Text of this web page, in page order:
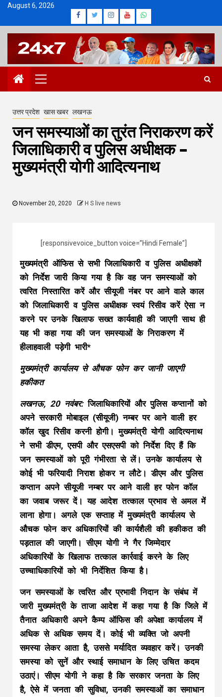
Skip
content
August 6, 2026
Facebook
Twitter
Instagram
Youtube
Whatsapp
Primary
Menu
उत्तर प्रदेश खास खबर लखनऊ
जन समस्याओं का तुरंत निराकरण करें
जिलाधिकारी व पुलिस अधीक्षक –
मुख्यमंत्री योगी आदित्यनाथ
November 20, 2020 H S live news
[responsivevoice_button voice=”Hindi Female”]
मुख्यमंत्री ऑफिस से सभी जिलाधिकारी व पुलिस अधीक्षकों
को निर्देश जारी किया गया है कि वह जन समस्याओं को
त्वरित निस्तारित करें और सीयूजी नंबर पर आने वाले काल
को जिलाधिकारी व पुलिस अधीक्षक स्वयं रिसीव करें ऐसा न
करने पर उनके खिलाफ सख्त कार्यवाही की जाएगी साथ ही
यह भी कहा गया की जन समस्याओं के निराकरण में
हीलाहवाली पड़ेगी भारी*
मुख्यमंत्री कार्यालय से औचक फोन कर जानी जाएगी
हकीकत
लखनऊ, 20 नवंबर:जिलाधिकारियों और पुलिस कप्तानों को
अपने सरकारी मोबाइल (सीयूजी) नम्बर पर आने वाली हर
कॉल खुद रिसीव करनी होगी। मुख्यमंत्री योगी आदित्यनाथ
ने सभी डीएम, एसपी और एसएसपी को निर्देश दिए हैं कि
जन समस्याओं को पूरी गंभीरता से लें। उनके कार्यालय से
कोई भी फरियादी निराश होकर न लौटे। डीएम और पुलिस
कप्तान अपने सीयूजी नम्बर पर आने वाली हर फोन कॉल
का जवाब जरूर दें। यह आदेश तत्काल प्रभाव से अमल में
लाना होगा। अगले एक सप्ताह में मुख्यमंत्री कार्यालय से
औचक फोन कर अधिकारियों की कार्यशैली की हकीकत की
पड़ताल की जाएगी। सीएम योगी ने गैर जिम्मेदार
अधिकारियों के खिलाफ तत्काल कार्रवाई करने के लिए
उच्चाधिकारियों को भी निर्देशित किया है।
जन समस्याओं के त्वरित और प्रभावी निदान के संबंध में
जारी मुख्यमंत्री के ताजा आदेश में कहा गया है कि जिले में
तैनात अधिकारी अपने कैम्प ऑफिस की अपेक्षा कार्यालय में
अधिक से अधिक समय दें। कोई भी व्यक्ति जो अपनी
समस्या लेकर आता है, उससे मर्यादित व्यवहार करें। उनकी
समस्या को सुनें और स्थाई समाधान के लिए उचित कदम
उठाएं। सीएम योगी ने कहा है कि सरकार जनता के लिए
है, ऐसे में जनता की सुविधा, उनकी समस्याओं का समाधान